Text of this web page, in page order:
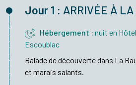
Jour 1 : ARRIVÉE À
Hébergement : nuit en
Escoublac
Balade de découverte dans La
et marais salants.